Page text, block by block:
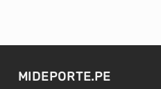
MIDEPORTE.PE